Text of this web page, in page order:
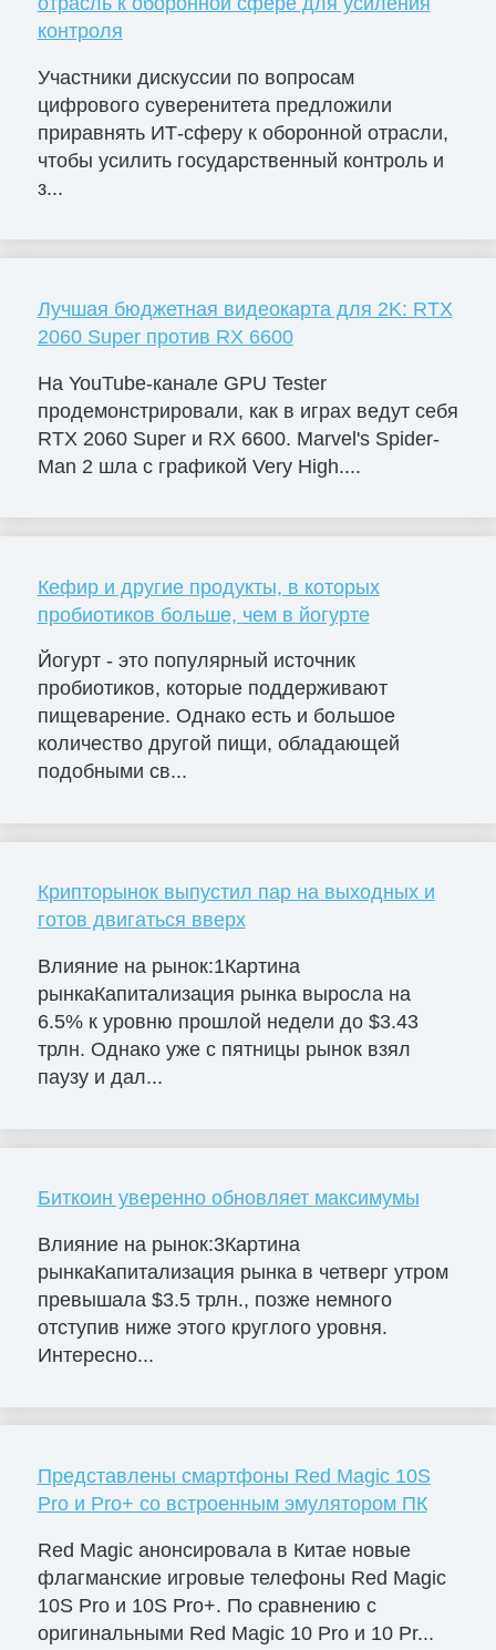
контроля
Участники дискуссии по вопросам
цифрового суверенитета предложили
приравнять ИТ-сферу к оборонной отрасли,
чтобы усилить государственный контроль и
з...
Лучшая бюджетная видеокарта для 2K: RTX
2060 Super против RX 6600
На YouTube-канале GPU Tester
продемонстрировали, как в играх ведут себя
RTX 2060 Super и RX 6600. Marvel's Spider-
Man 2 шла с графикой Very High....
Кефир и другие продукты, в которых
пробиотиков больше, чем в йогурте
Йогурт - это популярный источник
пробиотиков, которые поддерживают
пищеварение. Однако есть и большое
количество другой пищи, обладающей
подобными св...
Крипторынок выпустил пар на выходных и
готов двигаться вверх
Влияние на рынок:1Картина
рынкаКапитализация рынка выросла на
6.5% к уровню прошлой недели до $3.43
трлн. Однако уже с пятницы рынок взял
паузу и дал...
Биткоин уверенно обновляет максимумы
Влияние на рынок:3Картина
рынкаКапитализация рынка в четверг утром
превышала $3.5 трлн., позже немного
отступив ниже этого круглого уровня.
Интересно...
Представлены смартфоны Red Magic 10S
Pro и Pro+ со встроенным эмулятором ПК
Red Magic анонсировала в Китае новые
флагманские игровые телефоны Red Magic
10S Pro и 10S Pro+. По сравнению с
оригинальными Red Magic 10 Pro и 10 Pr...